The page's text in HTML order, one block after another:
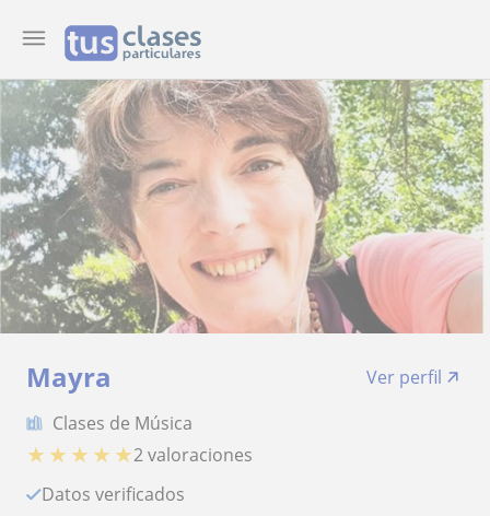
Mayra
Ver perfil
Clases de Música
★ ★ ★ ★ ★2 valoraciones
Datos verificados